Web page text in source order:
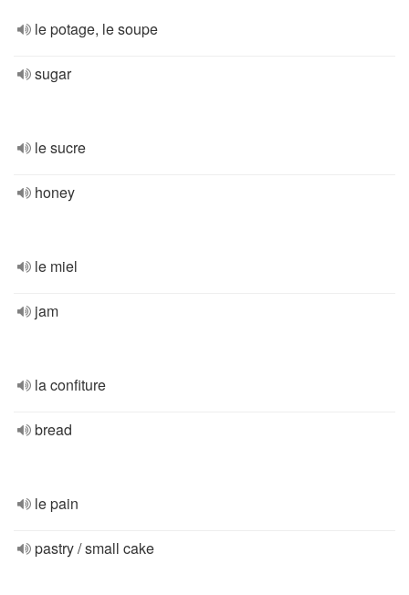
le potage, le soupe
sugar
le sucre
honey
le miel
jam
la confiture
bread
le pain
pastry / small cake